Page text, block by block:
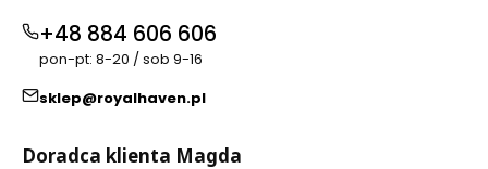
+48 884 606 606
pon-pt: 8-20 / sob 9-16
sklep@royalhaven.pl
Doradca klienta Magda